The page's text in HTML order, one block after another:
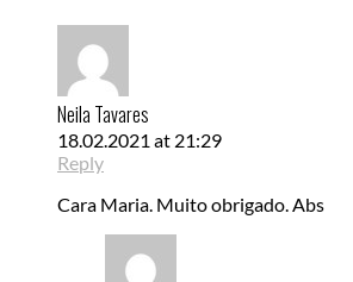
Neila Tavares
18.02.2021 at 21:29
Reply
Cara Maria. Muito obrigado. Abs